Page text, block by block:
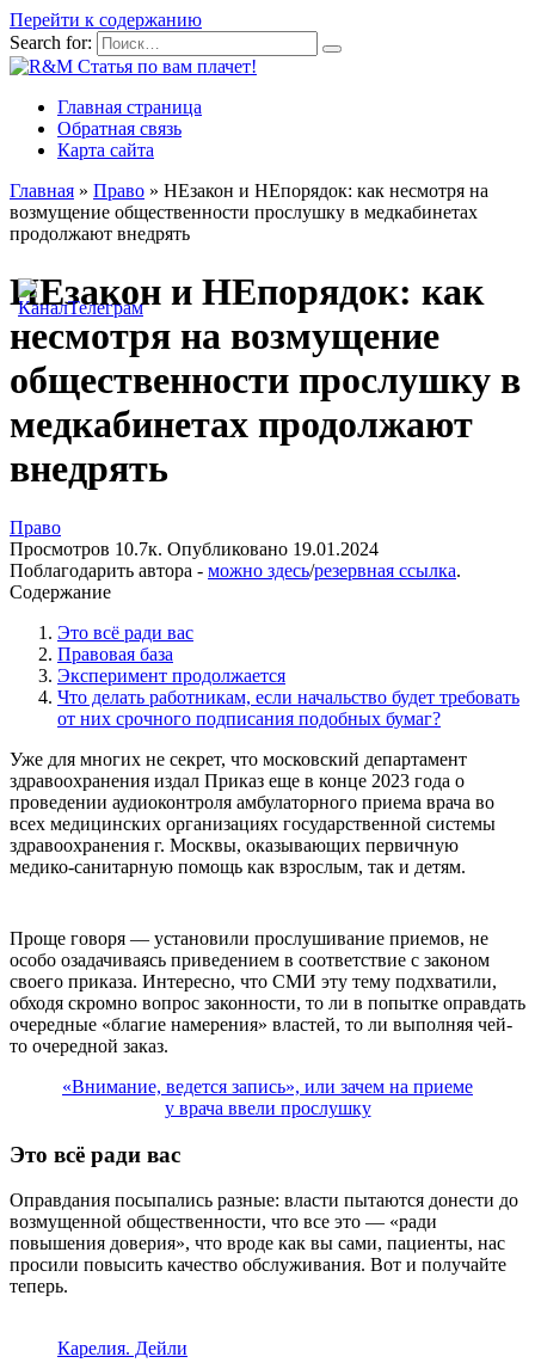
Перейти к содержанию
Search for:
Главная страница
Обратная связь
Карта сайта
Главная » Право » НЕзакон и НЕпорядок: как несмотря на
возмущение общественности прослушку в медкабинетах
продолжают внедрять
НЕзакон и НЕпорядок: как
несмотря на возмущение
общественности прослушку в
медкабинетах продолжают
внедрять
Право
Просмотров 10.7к. Опубликовано 19.01.2024
Поблагодарить автора - можно здесь/резервная ссылка.
Содержание
Это всё ради вас
Правовая база
Эксперимент продолжается
Что делать работникам, если начальство будет требовать
от них срочного подписания подобных бумаг?
Уже для многих не секрет, что московский департамент
здравоохранения издал Приказ еще в конце 2023 года о
проведении аудиоконтроля амбулаторного приема врача во
всех медицинских организациях государственной системы
здравоохранения г. Москвы, оказывающих первичную
медико-санитарную помощь как взрослым, так и детям.
Проще говоря — установили прослушивание приемов, не
особо озадачиваясь приведением в соответствие с законом
своего приказа. Интересно, что СМИ эту тему подхватили,
обходя скромно вопрос законности, то ли в попытке оправдать
очередные «благие намерения» властей, то ли выполняя чей-
то очередной заказ.
«Внимание, ведется запись», или зачем на приеме
у врача ввели прослушку
Это всё ради вас
Оправдания посыпались разные: власти пытаются донести до
возмущенной общественности, что все это — «ради
повышения доверия», что вроде как вы сами, пациенты, нас
просили повысить качество обслуживания. Вот и получайте
теперь.
Карелия. Дейли